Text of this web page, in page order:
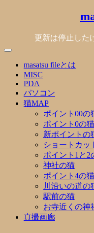
更新は停止した
masatsu fileとは
MISC
PDA
パソコン
猫MAP
ポイント00の
ポイント0の猫
新ポイントの
ショートカッ
ポイント1と2
神社の猫
ポイント4の猫
川沿いの道の
駅前の猫
お寺近くの神
真撮画廊